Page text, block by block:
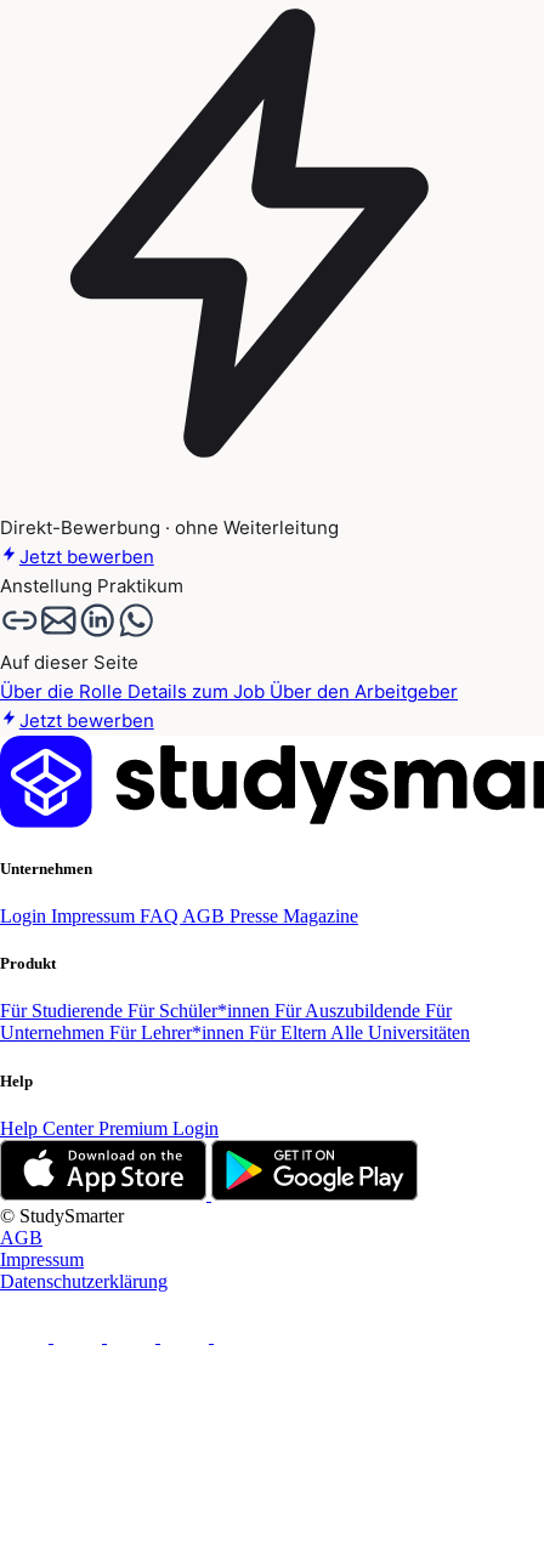
Direkt-Bewerbung · ohne Weiterleitung
Jetzt bewerben
Anstellung Praktikum
Auf dieser Seite
Über die Rolle Details zum Job Über den Arbeitgeber
Jetzt bewerben
Unternehmen
Login Impressum FAQ AGB Presse Magazine
Produkt
Für Studierende Für Schüler*innen Für Auszubildende Für
Unternehmen Für Lehrer*innen Für Eltern Alle Universitäten
Help
Help CenterPremium Login
© StudySmarter
AGB
Impressum
Datenschutzerklärung